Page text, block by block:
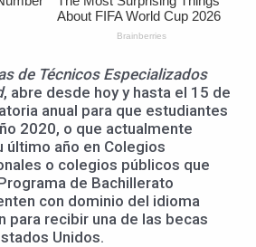
de Técnicos Especializados
, abre desde hoy y hasta el 15 de
anual para que estudiantes
2020, o que actualmente
último año en Colegios
o colegios públicos que
de Bachillerato
con dominio del idioma
para recibir una de las becas
Unidos.